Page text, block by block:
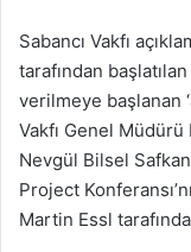
Sabancı Vakfı
tarafından
verilmeye başlanan
Vakfı Genel
Nevgül Bilsel
Project
Martin Essl